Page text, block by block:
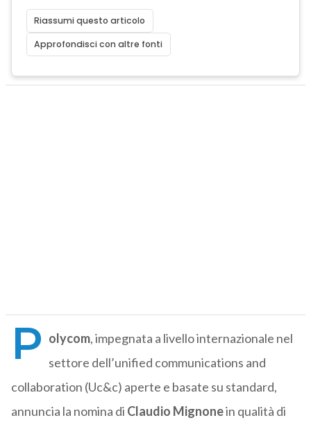
Riassumi questo articolo
Approfondisci con altre fonti
P olycom, impegnata a livello internazionale nel
settore dell’unified communications and
collaboration (Uc&c) aperte e basate su standard,
annuncia la nomina di Claudio Mignonein qualità di